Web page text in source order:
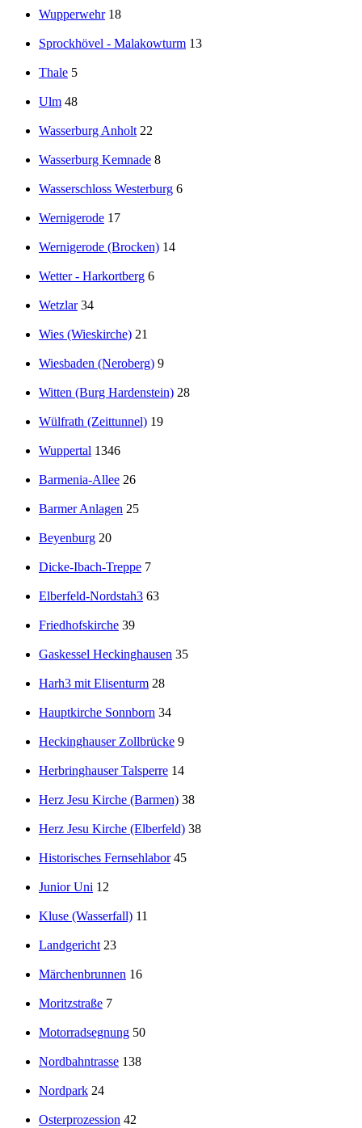
Wupperwehr 18
Sprockhövel - Malakowturm 13
Thale 5
Ulm 48
Wasserburg Anholt 22
Wasserburg Kemnade 8
Wasserschloss Westerburg 6
Wernigerode 17
Wernigerode (Brocken) 14
Wetter - Harkortberg 6
Wetzlar 34
Wies (Wieskirche) 21
Wiesbaden (Neroberg) 9
Witten (Burg Hardenstein) 28
Wülfrath (Zeittunnel) 19
Wuppertal 1346
Barmenia-Allee 26
Barmer Anlagen 25
Beyenburg 20
Dicke-Ibach-Treppe 7
Elberfeld-Nordstah3 63
Friedhofskirche 39
Gaskessel Heckinghausen 35
Harh3 mit Elisenturm 28
Hauptkirche Sonnborn 34
Heckinghauser Zollbrücke 9
Herbringhauser Talsperre 14
Herz Jesu Kirche (Barmen) 38
Herz Jesu Kirche (Elberfeld) 38
Historisches Fernsehlabor 45
Junior Uni 12
Kluse (Wasserfall) 11
Landgericht 23
Märchenbrunnen 16
Moritzstraße 7
Motorradsegnung 50
Nordbahntrasse 138
Nordpark 24
Osterprozession 42